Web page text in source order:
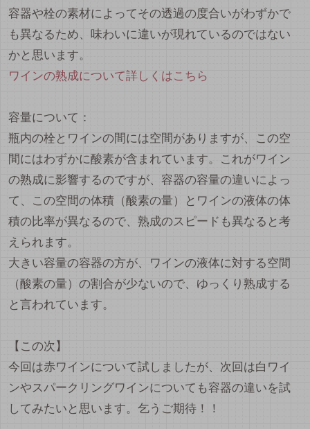
容器や栓の素材によってその透過の度合いがわずかで
も異なるため、味わいに違いが現れているのではない
かと思います。
ワインの熟成について詳しくはこちら
容量について：
瓶内の栓とワインの間には空間がありますが、この空
間にはわずかに酸素が含まれています。これがワイン
の熟成に影響するのですが、容器の容量の違いによっ
て、この空間の体積（酸素の量）とワインの液体の体
積の比率が異なるので、熟成のスピードも異なると考
えられます。
大きい容量の容器の方が、ワインの液体に対する空間
（酸素の量）の割合が少ないので、ゆっくり熟成する
と言われています。
【この次】
今回は赤ワインについて試しましたが、次回は白ワイ
ンやスパークリングワインについても容器の違いを試
してみたいと思います。乞うご期待！！